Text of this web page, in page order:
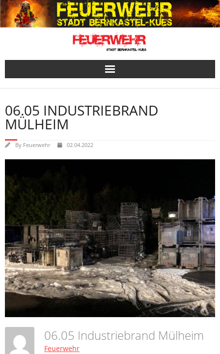
Skip
to
content
06.05 INDUSTRIEBRAND
MÜLHEIM
By Feuerwehr 02.04.2022
06.05 Industriebrand Mülheim
Feuerwehr